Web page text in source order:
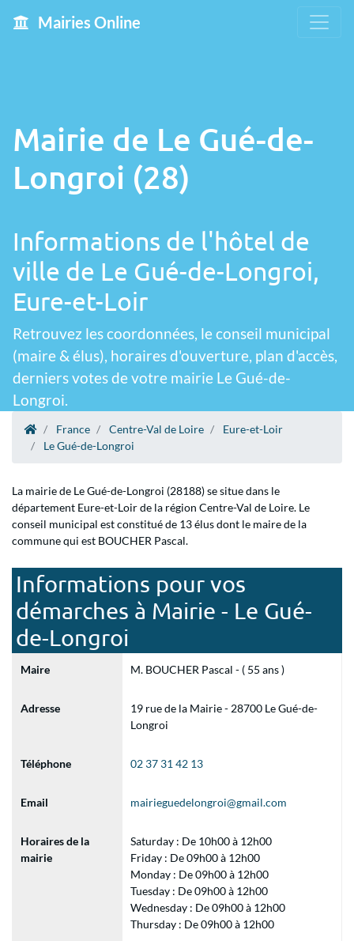
Mairies Online
Mairie de Le Gué-de-
Longroi (28)
Informations de l'hôtel de
ville de Le Gué-de-Longroi,
Eure-et-Loir
Retrouvez les coordonnées, le conseil municipal
(maire & élus), horaires d'ouverture, plan d'accès,
derniers votes de votre mairie Le Gué-de-
Longroi.
France Centre-Val de Loire
Eure-et-Loir
Le Gué-de-Longroi
La mairie de Le Gué-de-Longroi (28188) se situe dans le
département Eure-et-Loir de la région Centre-Val de Loire. Le
conseil municipal est constitué de 13 élus dont le maire de la
commune qui est BOUCHER Pascal.
Informations pour vos
démarches à Mairie - Le Gué-
de-Longroi
Maire M. BOUCHER Pascal - ( 55 ans )
Adresse
19 rue de la Mairie - 28700 Le Gué-de-
Longroi
Téléphone 02 37 31 42 13
Email mairieguedelongroi@gmail.com
Horaires de la
mairie
Saturday : De 10h00 à 12h00
Friday : De 09h00 à 12h00
Monday : De 09h00 à 12h00
Tuesday : De 09h00 à 12h00
Wednesday : De 09h00 à 12h00
Thursday : De 09h00 à 12h00